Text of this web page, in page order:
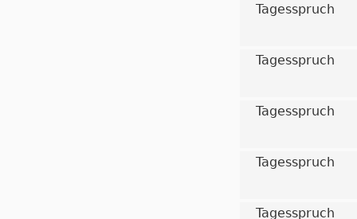
Tagesspruch
Tagesspruch
Tagesspruch
Tagesspruch
Tagesspruch